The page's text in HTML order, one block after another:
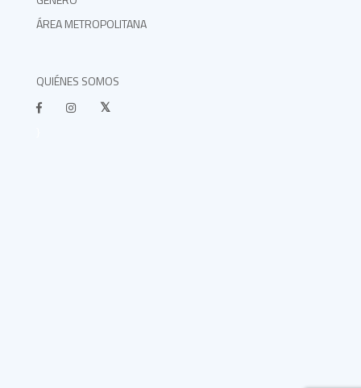
ÁREA METROPOLITANA
QUIÉNES SOMOS